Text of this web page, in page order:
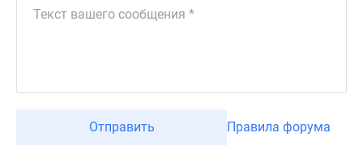
Отправить Правила форума